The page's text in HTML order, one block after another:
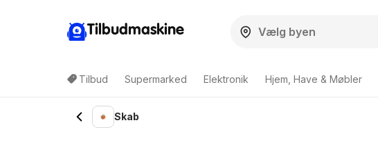
Tilbudmaskine
Tilbud Supermarked Elektronik Hjem, Have & Møbler
Skab